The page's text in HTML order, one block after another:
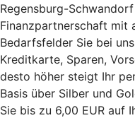
Regensburg-
Finanzpartnerschaft mit
Bedarfsfelder Sie bei
Kreditkarte, Sparen,
desto höher steigt Ihr
Basis über Silber und
Sie bis zu 6,00 EUR auf